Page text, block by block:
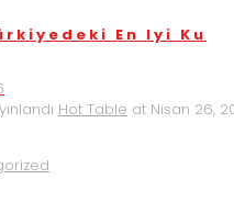
En Iyi Ku
Hot Table at Nisan 26,